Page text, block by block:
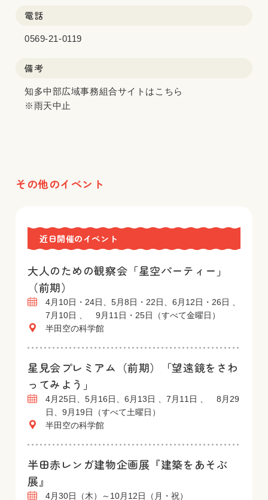
電話
0569-21-0119
備考
知多中部広域事務組合サイトはこちら
※雨天中止
その他のイベント
近日開催のイベント
大人のための観察会「星空パーティー」
（前期）
4月10日・24日、5月8日・22日、6月12日・26日 、
7月10日 、 9月11日・25日（すべて金曜日）
半田空の科学館
星見会プレミアム（前期）「望遠鏡をさわ
ってみよう」
4月25日、5月16日、6月13日 、7月11日 、 8月29
日、9月19日（すべて土曜日）
半田空の科学館
半田赤レンガ建物企画展『建築をあそぶ
展』
4月30日（木）～10月12日（月・祝）